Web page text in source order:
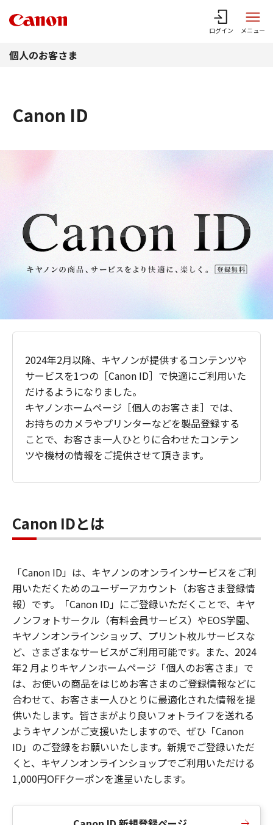
ログイン メニュー
個人のお客さま
Canon ID
2024年2月以降、キヤノンが提供するコンテンツや
サービスを1つの［Canon ID］で快適にご利用いた
だけるようになりました。
キヤノンホームページ［個人のお客さま］では、
お持ちのカメラやプリンターなどを製品登録する
ことで、お客さま一人ひとりに合わせたコンテン
ツや機材の情報をご提供させて頂きます。
Canon IDとは
「Canon ID」は、キヤノンのオンラインサービスをご利
用いただくためのユーザーアカウント（お客さま登録情
報）です。「Canon ID」にご登録いただくことで、キヤ
ノンフォトサークル（有料会員サービス）やEOS学園、
キヤノンオンラインショップ、プリント枚ルサービスな
ど、さまざまなサービスがご利用可能です。また、2024
年2 月よりキヤノンホームページ「個人のお客さま」で
は、お使いの商品をはじめお客さまのご登録情報などに
合わせて、お客さま一人ひとりに最適化された情報を提
供いたします。皆さまがより良いフォトライフを送れる
ようキヤノンがご支援いたしますので、ぜひ「Canon
ID」のご登録をお願いいたします。新規でご登録いただ
くと、キヤノンオンラインショップでご利用いただける
1,000円OFFクーポンを進呈いたします。